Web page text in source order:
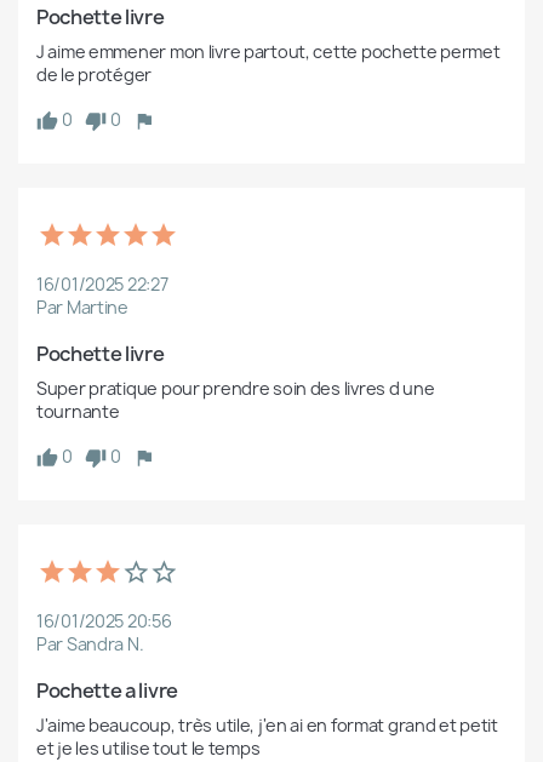
Pochette livre
J aime emmener mon livre partout, cette pochette permet
de le protéger
0
0
16/01/2025 22:27
Par Martine
Pochette livre
Super pratique pour prendre soin des livres d une
tournante
0
0
16/01/2025 20:56
Par Sandra N.
Pochette a livre
J'aime beaucoup, très utile, j'en ai en format grand et petit
et je les utilise tout le temps